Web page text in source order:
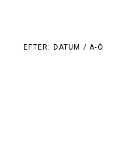
EFTER: DATUM / A-Ö